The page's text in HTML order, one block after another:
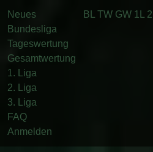
Neues
Bundesliga
Tageswertung
Gesamtwertung
1. Liga
2. Liga
3. Liga
FAQ
Anmelden
BL TW GW 1L 2L